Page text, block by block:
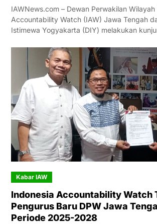
IAWNews.com – Dewan Perwakilan
Accountability Watch (IAW) Jawa Tengah
Istimewa Yogyakarta (DIY) melakukan
Kabar IAW
Indonesia Accountability Watch
Pengurus Baru DPW Jawa
Periode 2025-2028